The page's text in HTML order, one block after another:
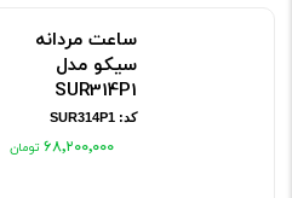
ساعت مردانه
سیکو مدل
SUR314P1
کد: SUR314P1
۶۸٬۲۰۰٬۰۰۰